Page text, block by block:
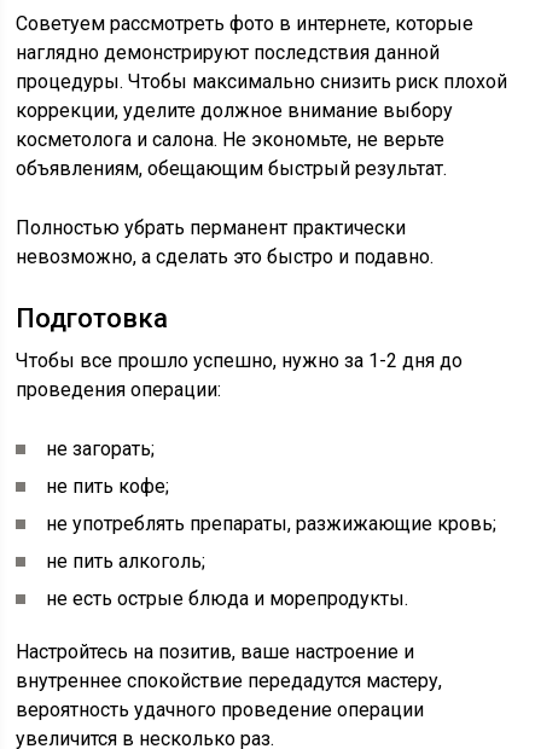
Советуем рассмотреть фото в интернете, которые
наглядно демонстрируют последствия данной
процедуры. Чтобы максимально снизить риск плохой
коррекции, уделите должное внимание выбору
косметолога и салона. Не экономьте, не верьте
объявлениям, обещающим быстрый результат.
Полностью убрать перманент практически
невозможно, а сделать это быстро и подавно.
Подготовка
Чтобы все прошло успешно, нужно за 1-2 дня до
проведения операции:
не загорать;
не пить кофе;
не употреблять препараты, разжижающие кровь;
не пить алкоголь;
не есть острые блюда и морепродукты.
Настройтесь на позитив, ваше настроение и
внутреннее спокойствие передадутся мастеру,
вероятность удачного проведение операции
увеличится в несколько раз.